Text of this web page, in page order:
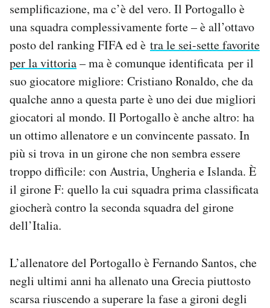
AREA PERSONALE
Area Personale
Newsletter
Notifiche mobile
Regala il Post
semplificazione, ma c’è del vero. Il Portogallo è
una squadra complessivamente forte – è all’ottavo
posto del ranking FIFA ed è tra le sei-sette favorite
per la vittoria– ma è comunque identificata per il
suo giocatore migliore: Cristiano Ronaldo, che da
qualche anno a questa parte è uno dei due migliori
giocatori al mondo. Il Portogallo è anche altro: ha
un ottimo allenatore e un convincente passato. In
più si trova in un girone che non sembra essere
troppo difficile: con Austria, Ungheria e Islanda. È
il girone F: quello la cui squadra prima classificata
giocherà contro la seconda squadra del girone
dell’Italia.
L’allenatore del Portogallo è Fernando Santos, che
negli ultimi anni ha allenato una Grecia piuttosto
scarsa riuscendo a superare la fase a gironi degli